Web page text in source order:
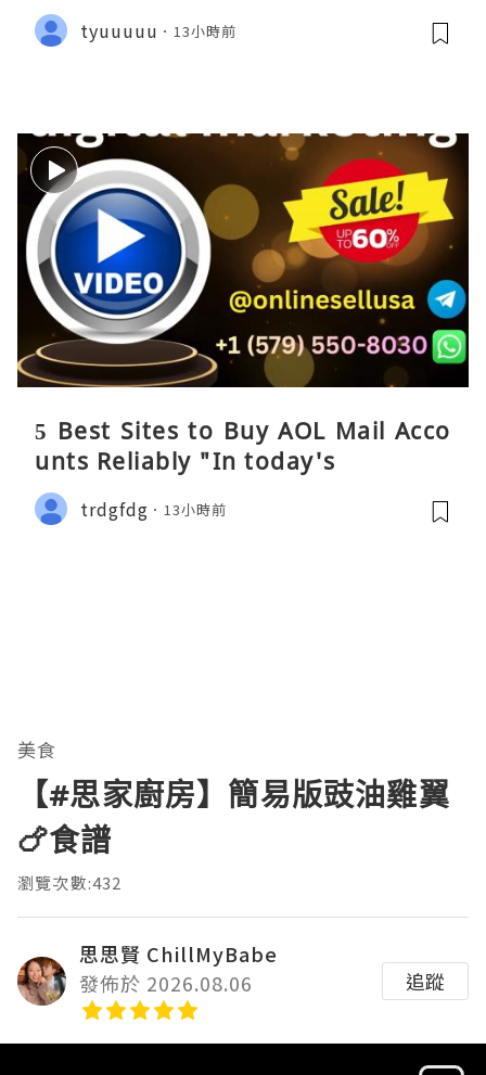
tyuuuuu 13小時前
5 Best Sites to Buy AOL Mail Acco
unts Reliably "In today's
trdgfdg 13小時前
美食
【#思家廚房】簡易版豉油雞翼
🍗食譜
瀏覽次數:432
思思賢 ChillMyBabe
發佈於 2026.08.06
追蹤